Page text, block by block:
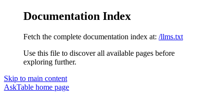
Documentation Index
Fetch the complete documentation index at: /llms.txt
Use this file to discover all available pages before
exploring further.
Skip to main content
AskTable home page